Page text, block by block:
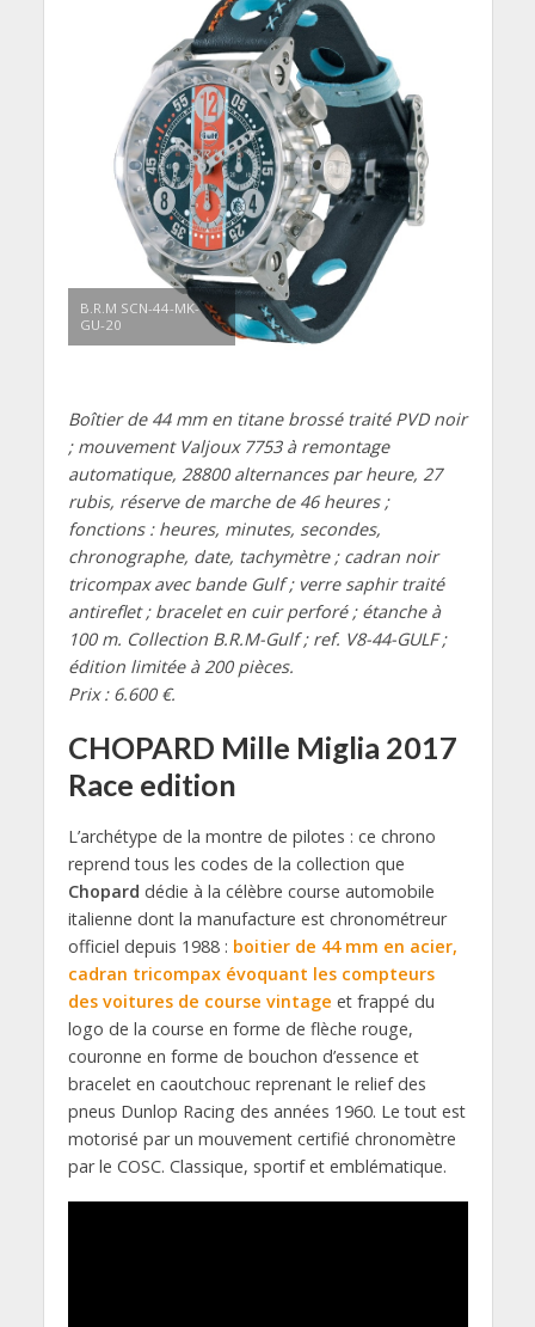
B.R.M SCN-44-MK-
GU-20
Boîtier de 44 mm en titane brossé traité PVD noir
; mouvement Valjoux 7753 à remontage
automatique, 28800 alternances par heure, 27
rubis, réserve de marche de 46 heures ;
fonctions : heures, minutes, secondes,
chronographe, date, tachymètre ; cadran noir
tricompax avec bande Gulf ; verre saphir traité
antireflet ; bracelet en cuir perforé ; étanche à
100 m. Collection B.R.M-Gulf ; ref. V8-44-GULF ;
édition limitée à 200 pièces.
Prix : 6.600 €.
CHOPARD Mille Miglia 2017
Race edition
L’archétype de la montre de pilotes : ce chrono
reprend tous les codes de la collection que
Chopard dédie à la célèbre course automobile
italienne dont la manufacture est chronométreur
officiel depuis 1988 : boitier de 44 mm en acier,
cadran tricompax évoquant les compteurs
des voitures de course vintage et frappé du
logo de la course en forme de flèche rouge,
couronne en forme de bouchon d’essence et
bracelet en caoutchouc reprenant le relief des
pneus Dunlop Racing des années 1960. Le tout est
motorisé par un mouvement certifié chronomètre
par le COSC. Classique, sportif et emblématique.